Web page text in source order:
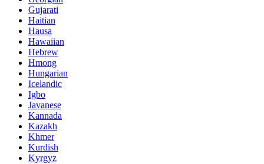
Gujarati
Haitian
Hausa
Hawaiian
Hebrew
Hmong
Hungarian
Icelandic
Igbo
Javanese
Kannada
Kazakh
Khmer
Kurdish
Kyrgyz